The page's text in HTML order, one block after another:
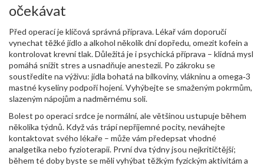
očekávat
Před operací je klíčová správná příprava. Lékař vám doporučí
vynechat těžké jídlo a alkohol několik dní dopředu, omezit kofein a
kontrolovat krevní tlak. Důležitá je i psychická příprava – klidná mysl
pomáhá snížit stres a usnadňuje anestezii. Po zákroku se
soustředíte na výživu: jídla bohatá na bílkoviny, vlákninu a omega‑3
mastné kyseliny podpoří hojení. Vyhýbejte se smaženým pokrmům,
slazeným nápojům a nadměrnému soli.
Bolest po operaci srdce je normální, ale většinou ustupuje během
několika týdnů. Když vás trápí nepříjemné pocity, neváhejte
kontaktovat svého lékaře – může vám předepsat vhodné
analgetika nebo fyzioterapii. První dva týdny jsou nejkritičtější;
během té doby byste se měli vyhýbat těžkým fyzickým aktivitám a